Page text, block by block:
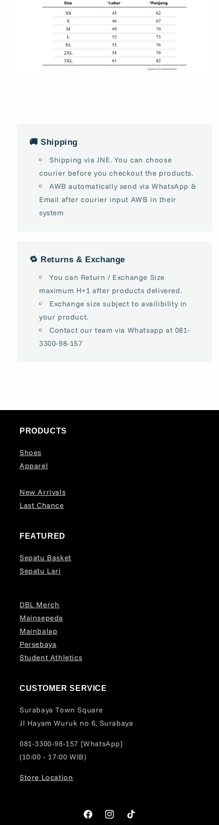
🚚 Shipping
Shipping via JNE. You can choose
courier before you checkout the products.
AWB automatically send via WhatsApp &
Email after courier input AWB in their
system
🔁 Returns & Exchange
You can Return / Exchange Size
maximum H+1 after products delivered.
Exchange size subject to availibility in
your product.
Contact our team via Whatsapp at 081-
3300-98-157
PRODUCTS
Shoes
Apparel
New Arrivals
Last Chance
FEATURED
Sepatu Basket
Sepatu Lari
DBL Merch
Mainsepeda
Mainbalap
Persebaya
Student Athletics
CUSTOMER SERVICE
Surabaya Town Square
Jl Hayam Wuruk no 6, Surabaya
081-3300-98-157 [WhatsApp]
(10:00 - 17:00 WIB)
Store Location
FacebookInstagramTikTok